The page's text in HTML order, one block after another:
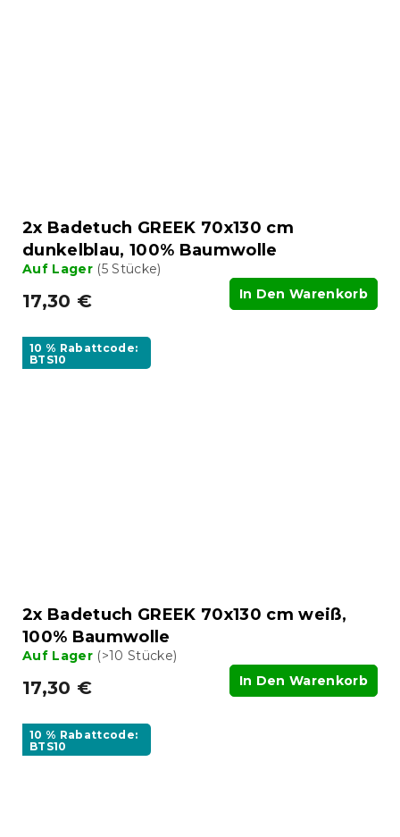
2x Badetuch GREEK 70x130 cm
dunkelblau, 100% Baumwolle
Auf Lager (5 Stücke)
17,30 € In Den Warenkorb
10 % Rabattcode:
BTS10
2x Badetuch GREEK 70x130 cm weiß,
100% Baumwolle
Auf Lager (>10 Stücke)
17,30 € In Den Warenkorb
10 % Rabattcode:
BTS10